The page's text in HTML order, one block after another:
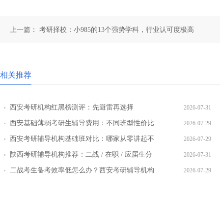
上一篇： 考研择校：小985的13个强势学科，行业认可度极高
相关推荐
西安考研机构红黑榜测评：先避雷再选择 2026-07-31
西安基础薄弱考研生辅导费用：不同班型性价比
对比
2026-07-29
西安考研辅导机构基础班对比：哪家从零讲起不
跳步骤
2026-07-29
陕西考研辅导机构推荐：二战 / 在职 / 应届生分
层教学方案
2026-07-31
二战考生备考效率低怎么办？西安考研辅导机构 2026-07-29